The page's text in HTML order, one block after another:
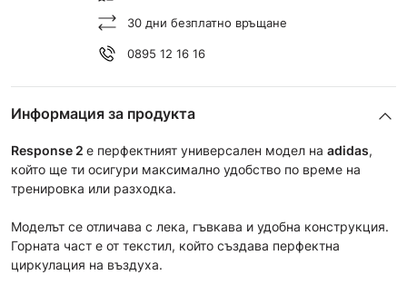
30 дни безплатно връщане
0895 12 16 16
Информация за продукта
Response 2 e перфектният универсален модел на adidas,
който ще ти осигури максимално удобство по време на
тренировка или разходка.
Моделът се отличава с лека, гъвкава и удобна конструкция.
Горната част e от текстил, който създава перфектна
циркулация на въздуха.